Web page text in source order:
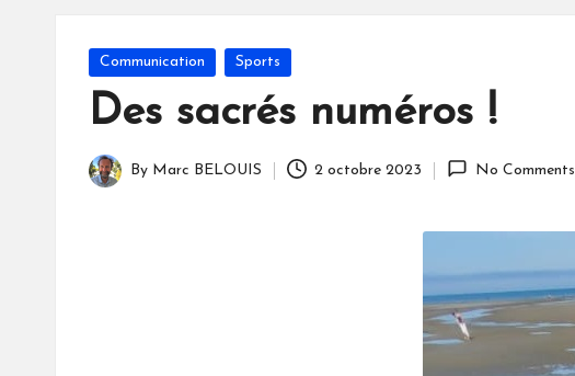
Posted
Communication Sports
Des sacrés numéros !
Posted
By Marc BELOUIS 2 octobre 2023 No Comments